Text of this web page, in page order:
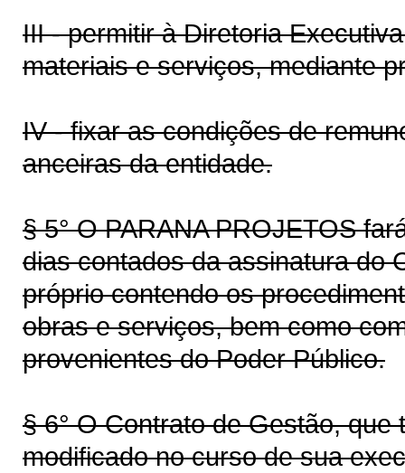
III - permitir à Diretoria
materiais e serviços, mediante
IV - fixar as condições de
anceiras da entidade.
§ 5° O PARANA PROJETOS
dias contados da assinatura do
próprio contendo os
obras e serviços, bem como
provenientes do Poder Público.
§ 6° O Contrato de Gestão,
modificado no curso de sua